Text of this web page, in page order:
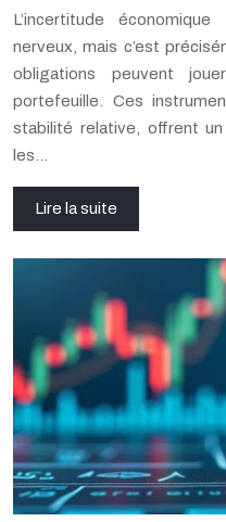
L’incertitude
nerveux, mais c’est
obligations peuvent
portefeuille. Ces
stabilité relative, offrent
les…
Lire la suite